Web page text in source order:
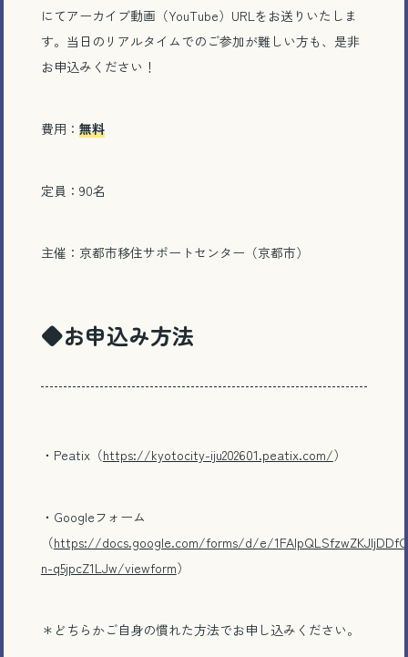
にてアーカイブ動画（YouTube）URLをお送りいたしま
す。当日のリアルタイムでのご参加が難しい方も、是非
お申込みください！
費用： 無料
定員：90名
主催：京都市移住サポートセンター（京都市）
◆お申込み方法
・Peatix（https://kyotocity-iju202601.peatix.com/）
・Googleフォーム
（https://docs.google.com/forms/d/e/
n-q5jpcZ1LJw/viewform）
＊どちらかご自身の慣れた方法でお申し込みください。